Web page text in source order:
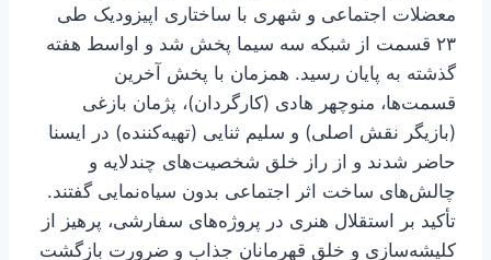
معضلات اجتماعی و شهری با ساختاری اپیزودیک طی
۲۳ قسمت از شبکه سه سیما پخش شد و اواسط هفته
گذشته به پایان رسید. همزمان با پخش آخرین
قسمت‌ها، منوچهر هادی (کارگردان)، پژمان بازغی
(بازیگر نقش اصلی) و سلیم ثنایی (تهیه‌کننده) در ایسنا
حاضر شدند و از راز خلق شخصیت‌های چندلایه و
چالش‌های ساخت اثر اجتماعی بدون سیاه‌نمایی گفتند.
تأکید بر استقلال هنری در پروژه‌های سفارشی، پرهیز از
کلیشه‌سازی و خلق قهرمانان جذاب و ضرورت بازگشت